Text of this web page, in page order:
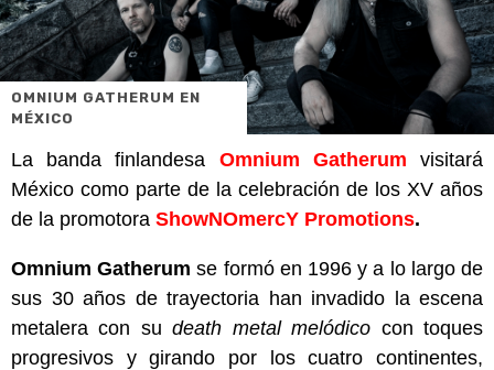
OMNIUM GATHERUM EN
MÉXICO
La banda finlandesa Omnium Gatherum visitará
México como parte de la celebración de los XV años
de la promotora ShowNOmercY Promotions.
Omnium Gatherum se formó en 1996 y a lo largo de
sus 30 años de trayectoria han invadido la escena
metalera con sudeath metal melódico con toques
progresivos y girando por los cuatro continentes,